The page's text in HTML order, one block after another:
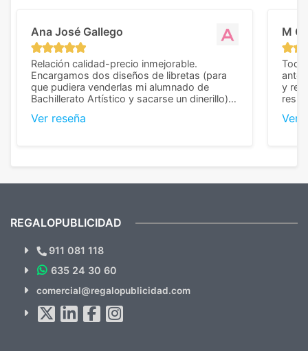
Ana José Gallego
Relación calidad-precio inmejorable.
Encargamos dos diseños de libretas (para
que pudiera venderlas mi alumnado de
Bachillerato Artístico y sacarse un dinerillo) y
diferencia, con libretas de muy buena calidad
Ver reseña
M C
Todo
y
Ver
¿Quieres ver nuestras últimas
Novedades y Ofertas?
hacemos Spam)
REGALOPUBLICIDAD
911 081 118
635 24 30 60
comercial@regalopublicidad.com